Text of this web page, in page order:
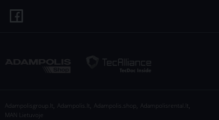
Adampolisgroup.lt, Adampolis.lt, Adampolis.shop, Adampolisrental.lt,
MAN Lietuvoje